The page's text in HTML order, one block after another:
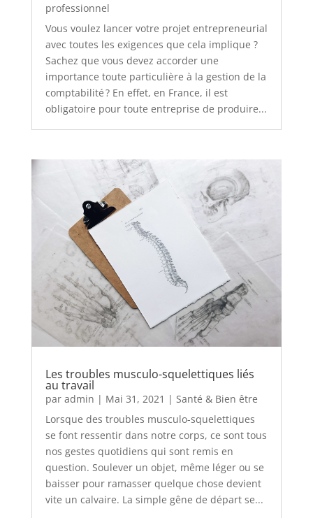
professionnel
Vous voulez lancer votre projet entrepreneurial
avec toutes les exigences que cela implique ?
Sachez que vous devez accorder une
importance toute particulière à la gestion de la
comptabilité ? En effet, en France, il est
obligatoire pour toute entreprise de produire...
Les troubles musculo-squelettiques liés
au travail
par admin | Mai 31, 2021 | Santé & Bien être
Lorsque des troubles musculo-squelettiques
se font ressentir dans notre corps, ce sont tous
nos gestes quotidiens qui sont remis en
question. Soulever un objet, même léger ou se
baisser pour ramasser quelque chose devient
vite un calvaire. La simple gêne de départ se...